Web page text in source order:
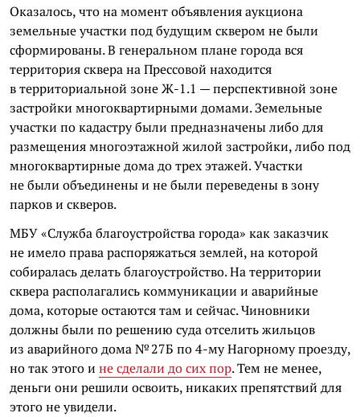
Оказалось, что на момент объявления аукциона
земельные участки под будущим сквером не были
сформированы. В генеральном плане города вся
территория сквера на Прессовой находится
в территориальной зоне Ж-1.1 — перспективной зоне
застройки многоквартирными домами. Земельные
участки по кадастру были предназначены либо для
размещения многоэтажной жилой застройки, либо под
многоквартирные дома до трех этажей. Участки
не были объединены и не были переведены в зону
парков и скверов.
МБУ «Служба благоустройства города» как заказчик
не имело права распоряжаться землей, на которой
собиралась делать благоустройство. На территории
сквера располагались коммуникации и аварийные
дома, которые остаются там и сейчас. Чиновники
должны были по решению суда отселить жильцов
из аварийного дома № 27Б по 4-му Нагорному проезду,
но так этого и не сделали до сих пор. Тем не менее,
деньги они решили освоить, никаких препятствий для
этого не увидели.